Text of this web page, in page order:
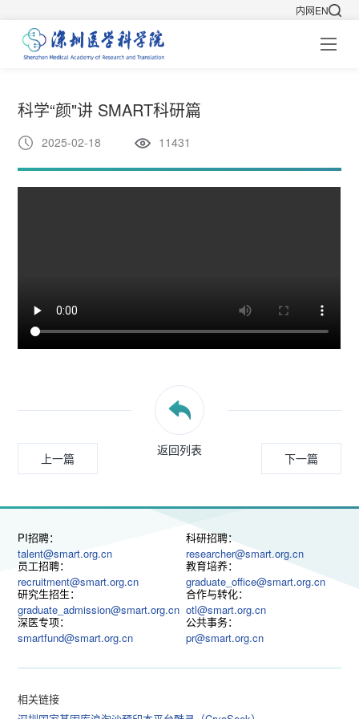
内网EN
科学“颜"讲 SMART科研篇
2025-02-18 11431
返回列表
上一篇 下一篇
PI招聘：
talent@smart.org.cn
科研招聘：
researcher@smart.org.cn
员工招聘：
recruitment@smart.org.cn
教育培养：
graduate_office@smart.org.cn
研究生招生：
graduate_admission@smart.org.cn
合作与转化：
otl@smart.org.cn
深医专项：
smartfund@smart.org.cn
公共事务：
pr@smart.org.cn
相关链接